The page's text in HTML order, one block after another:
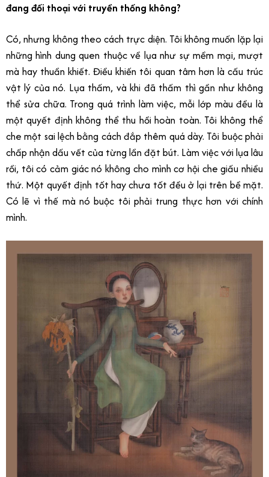
đang đối thoại với truyền thống không?
Có, nhưng không theo cách trực diện. Tôi không muốn lặp lại
những hình dung quen thuộc về lụa như sự mềm mại, mượt
mà hay thuần khiết. Điều khiến tôi quan tâm hơn là cấu trúc
vật lý của nó. Lụa thấm, và khi đã thấm thì gần như không
thể sửa chữa. Trong quá trình làm việc, mỗi lớp màu đều là
một quyết định không thể thu hồi hoàn toàn. Tôi không thể
che một sai lệch bằng cách đắp thêm quá dày. Tôi buộc phải
chấp nhận dấu vết của từng lần đặt bút. Làm việc với lụa lâu
rồi, tôi có cảm giác nó không cho mình cơ hội che giấu nhiều
thứ. Một quyết định tốt hay chưa tốt đều ở lại trên bề mặt.
Có lẽ vì thế mà nó buộc tôi phải trung thực hơn với chính
mình.